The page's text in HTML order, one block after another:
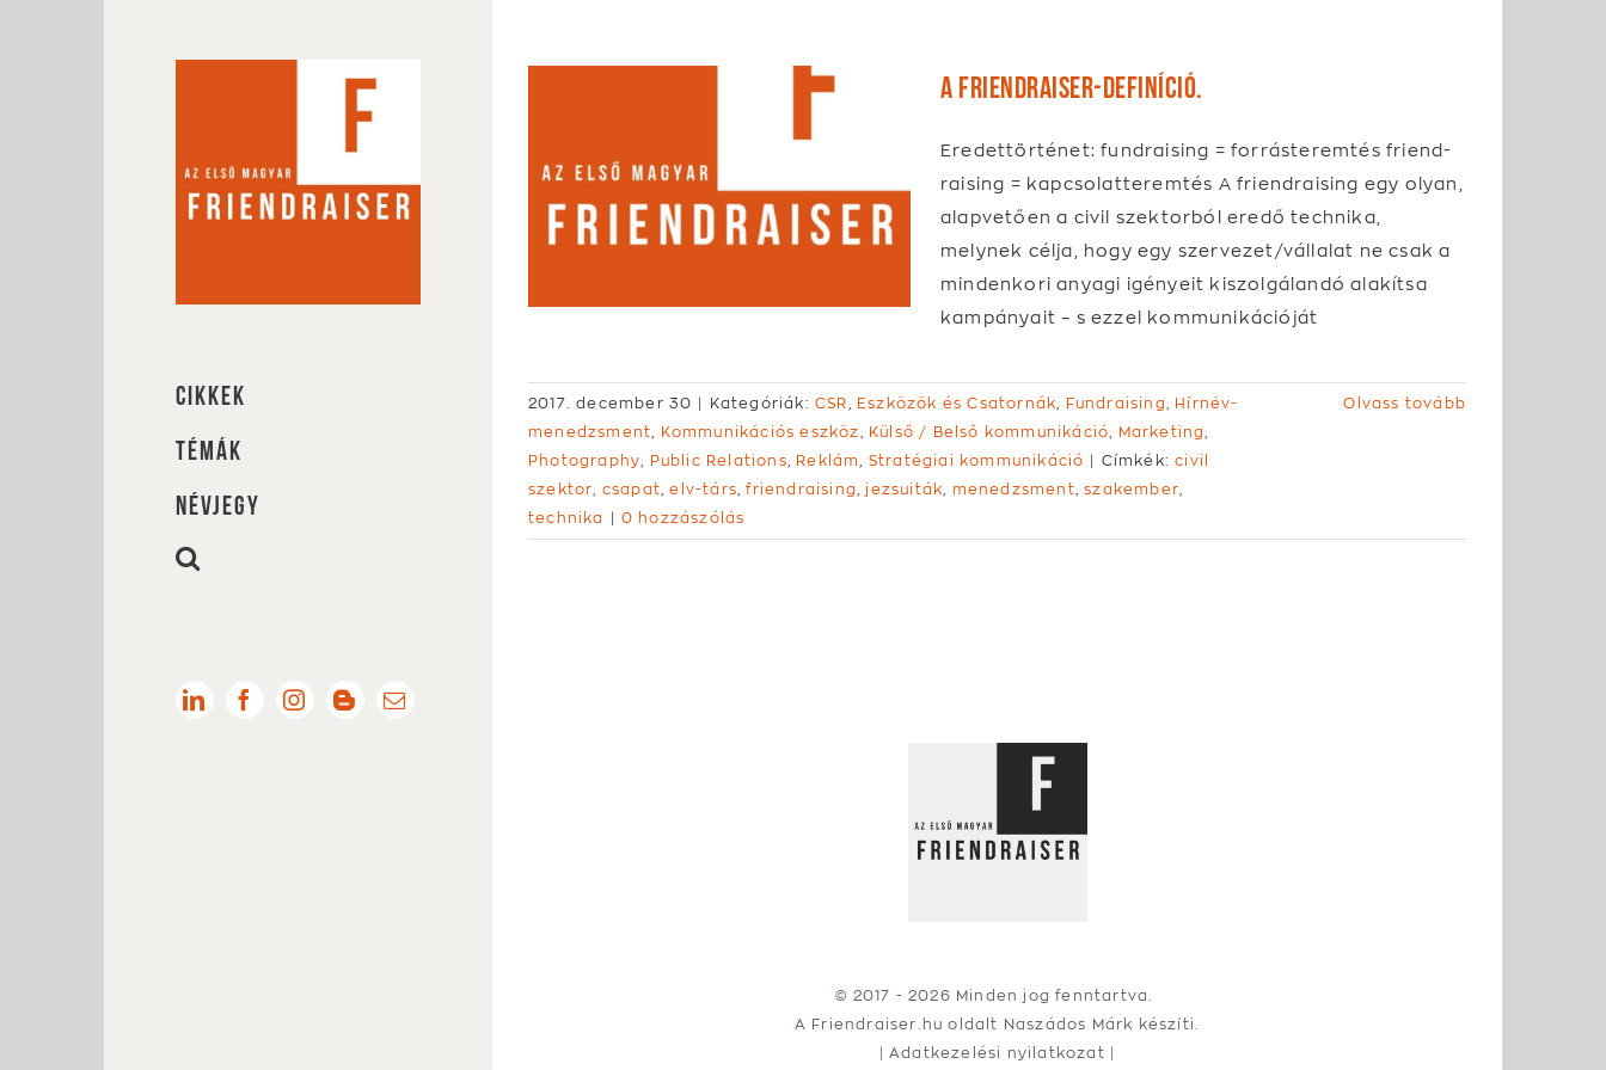
CIKKEK
TÉMÁK
NÉVJEGY
LinkedInFacebookInstagram
BloggerEmail:
A Friendraiser-definíció.
Eredettörténet: fundraising = forrásteremtés friend-
raising = kapcsolatteremtés A friendraising egy olyan,
alapvetően a civil szektorból eredő technika,
melynek célja, hogy egy szervezet/vállalat ne csak a
mindenkori anyagi igényeit kiszolgálandó alakítsa
kampányait – s ezzel kommunikációját
2017. december 30 | Kategóriák:CSR Eszközök és Csatornák Fundraising
Hírnév-
menedzsment
Kommunikációs eszköz Külső / Belső kommunikáció Marketing
Photography
Public Relations Reklám Stratégiai kommunikáció | Címkék:civil
szektor
csapat ,elv-társ ,friendraising jezsuiták menedzsment ,szakember
technika
| 0 hozzászólás
Olvass tovább
© 2017 -2026 Minden jog fenntartva.
A Friendraiser.hu oldalt Naszádos Márk
készíti.
|Adatkezelési nyilatkozat |